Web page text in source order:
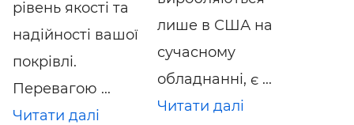
рівень якості та
надійності вашої
покрівлі.
Перевагою ...
Читати далі
лише в США на
сучасному
обладнанні, є ...
Читати далі